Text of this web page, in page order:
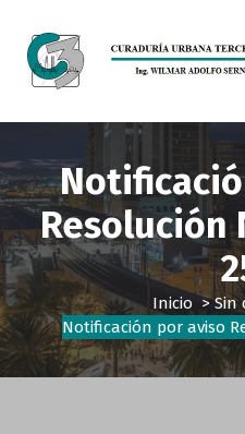
Resolución
Inicio >Sin
Notificación por aviso